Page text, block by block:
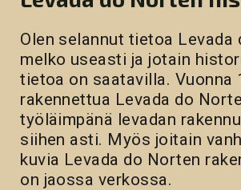
Olen selannut tietoa Levada
melko useasti ja jotain
tietoa on saatavilla. Vuonna
rakennettua Levada do
työläimpänä levadan
siihen asti. Myös joitain
kuvia Levada do Norten
on jaossa verkossa.